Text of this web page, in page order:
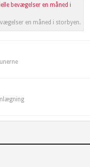
en måned i storbyen.